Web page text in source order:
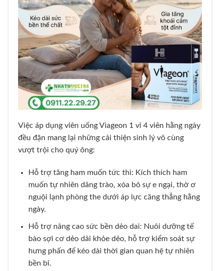
Việc áp dụng viên uống Viageon 1 vỉ 4 viên hằng ngày
đều đặn mang lại những cải thiện sinh lý vô cùng
vượt trội cho quý ông:
Hỗ trợ tăng ham muốn tức thì: Kích thích ham
muốn tự nhiên dâng trào, xóa bỏ sự e ngại, thờ ơ
nguội lạnh phòng the dưới áp lực căng thẳng hằng
ngày.
Hỗ trợ nâng cao sức bền dẻo dai: Nuôi dưỡng tế
bào sợi cơ dẻo dải khỏe dẻo, hỗ trợ kiểm soát sự
hưng phấn để kéo dài thời gian quan hệ tự nhiên
bền bỉ.